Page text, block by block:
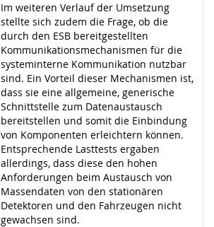
Im weiteren Verlauf der Umsetzung
stellte sich zudem die Frage, ob die
durch den ESB bereitgestellten
Kommunikationsmechanismen für die
systeminterne Kommunikation nutzbar
sind. Ein Vorteil dieser Mechanismen ist,
dass sie eine allgemeine, generische
Schnittstelle zum Datenaustausch
bereitstellen und somit die Einbindung
von Komponenten erleichtern können.
Entsprechende Lasttests ergaben
allerdings, dass diese den hohen
Anforderungen beim Austausch von
Massendaten von den stationären
Detektoren und den Fahrzeugen nicht
gewachsen sind.